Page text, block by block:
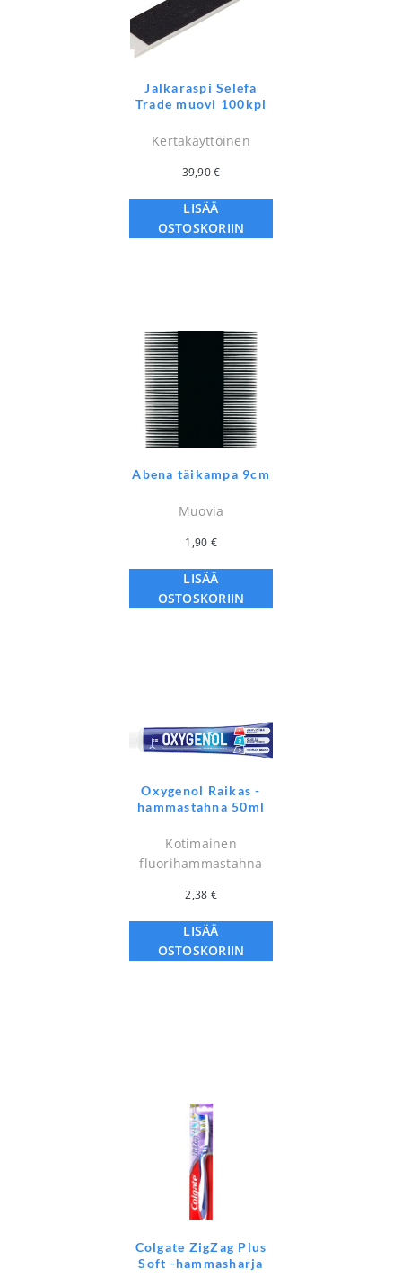
Jalkaraspi Selefa
Trade muovi 100kpl
Kertakäyttöinen
39,90€
LISÄÄ
OSTOSKORIIN
Abena täikampa 9cm
Muovia
1,90 €
LISÄÄ
OSTOSKORIIN
Oxygenol Raikas -
hammastahna 50ml
Kotimainen
fluorihammastahna
2,38 €
LISÄÄ
OSTOSKORIIN
Colgate ZigZag Plus
Soft -hammasharja